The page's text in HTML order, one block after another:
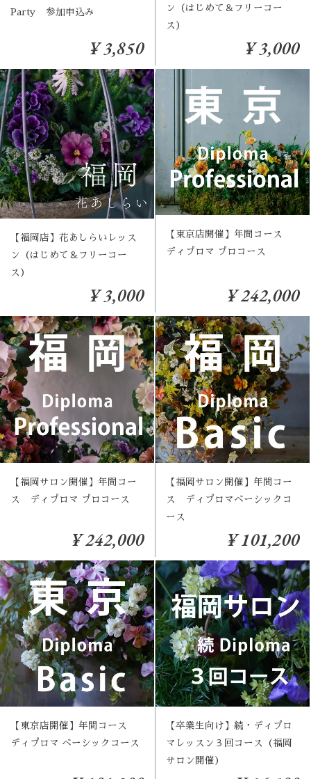
Party 参加申込み
¥ 3,850
ン（はじめて＆フリーコー
ス）
¥ 3,000
【福岡店】花あしらいレッス
ン（はじめて＆フリーコー
ス）
¥ 3,000
【東京店開催】年間コース
ディプロマ プロコース
¥ 242,000
【福岡サロン開催】年間コー
ス ディプロマ プロコース
¥ 242,000
【福岡サロン開催】年間コー
ス ディプロマベーシックコ
ース
¥ 101,200
【東京店開催】年間コース
ディプロマ ベーシックコース
【卒業生向け】続・ディプロ
マレッスン３回コース（福岡
サロン開催）